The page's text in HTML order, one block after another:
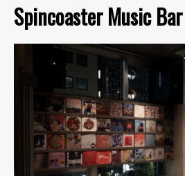
Spincoaster Music